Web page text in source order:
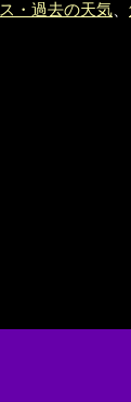
・過去の天気、